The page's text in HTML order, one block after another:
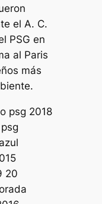
el A. C.
PSG en
al Paris
más